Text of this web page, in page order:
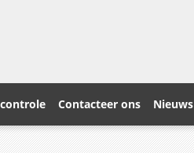
Contacteer ons Nieuws